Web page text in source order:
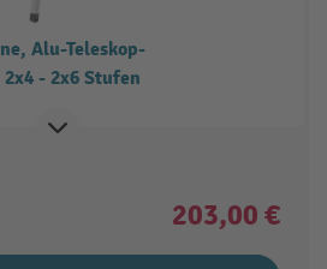
Alu-Teleskop-
- 2x6 Stufen
203,00 €